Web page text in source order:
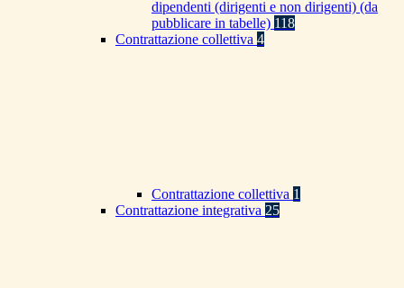
dipendenti (dirigenti e non dirigenti) (da
pubblicare in tabelle) 118
Contrattazione collettiva 4
Contrattazione collettiva 1
Contrattazione integrativa 25